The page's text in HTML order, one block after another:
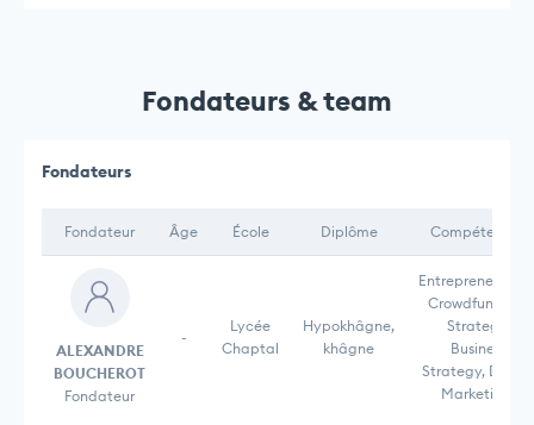
Fondateurs & team
Fondateurs
Fondateur Âge École Diplôme Compétences
ALEXANDRE
BOUCHEROT
Fondateur
-
Lycée
Chaptal
Hypokhâgne,
khâgne
Crowdfunding,
Strategy,
Business
Strategy, Digital
Marketing,